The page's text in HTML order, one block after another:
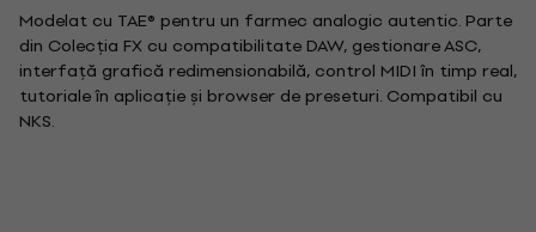
Modelat cu TAE® pentru un farmec analogic autentic. Parte
din Colecția FX cu compatibilitate DAW, gestionare ASC,
interfață grafică redimensionabilă, control MIDI în timp real,
tutoriale în aplicație și browser de preseturi. Compatibil cu
NKS.